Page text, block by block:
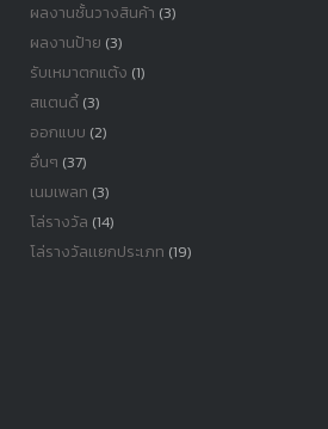
ผลงานชั้นวางสินค้า (3)
ผลงานป้าย (3)
รับเหมาตกแต้ง (1)
สแตนดี้(3)
ออกแบบ (2)
อื่นๆ (37)
เนมเพลท (3)
โล่รางวัล (14)
โล่รางวัลเเยกประเภท (19)